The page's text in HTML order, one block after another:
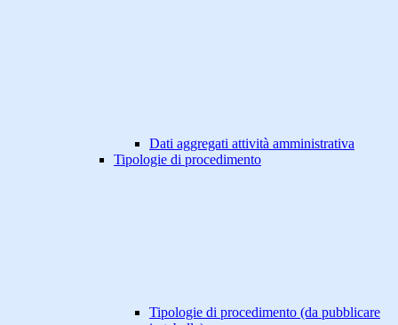
Dati aggregati attività amministrativa
Tipologie di procedimento
Tipologie di procedimento (da pubblicare